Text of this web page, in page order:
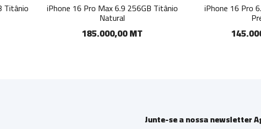
Titânio iPhone 16 Pro 6.3 128GB Titânio
Preto
145.000,00 MT
iPhone 16
Junte-se a nossa newsletter